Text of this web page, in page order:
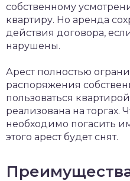
собственному
квартиру. Но аренда
действия договора,
нарушены.
Арест полностью
распоряжения
пользоваться
реализована на торгах.
необходимо погасить
этого арест будет снят.